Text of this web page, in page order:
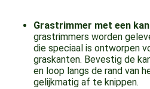
Grastrimmer met een
grastrimmers worden
die speciaal is ontworpen
graskanten. Bevestig de
en loop langs de rand van
gelijkmatig af te knippen.